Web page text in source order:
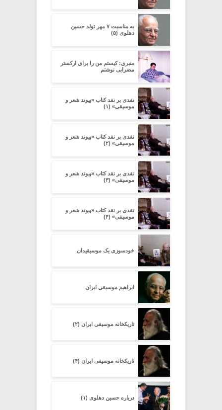
به مناسبت ۷ مهر تولد حسین
دهلوی (۵)
منبری: کیستم من را برای ارکستر
مضرابی نوشتم
نقدی بر نقد کتاب «پیوند شعر و
موسیقی» (۱)
نقدی بر نقد کتاب «پیوند شعر و
موسیقی» (۲)
نقدی بر نقد کتاب «پیوند شعر و
موسیقی» (۳)
نقدی بر نقد کتاب «پیوند شعر و
موسیقی» (۴)
خودسوزی یک موسیقیدان
ابراهیم موسیقی ایران
تاریکخانه موسیقی ایران (۲)
تاریکخانه موسیقی ایران (۴)
درباره حسین دهلوی (۱)